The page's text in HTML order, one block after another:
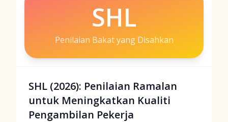
SHL
Penilaian Bakat yang Disahkan
SHL (2026): Penilaian Ramalan
untuk Meningkatkan Kualiti
Pengambilan Pekerja